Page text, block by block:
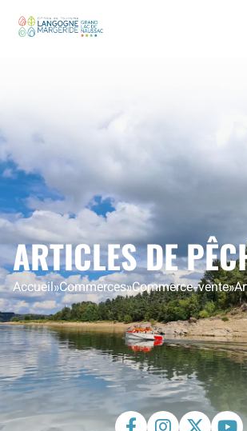
ARTICLES DE
Accueil»Commerces»Commerce-vente»